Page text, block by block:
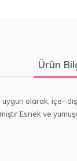
Ürün
olarak, içe-
ve